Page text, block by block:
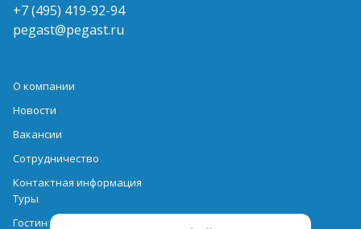
+7 (495) 419-92-94
pegast@pegast.ru
О компании
Новости
Вакансии
Сотрудничество
Контактная информация
Туры
Гостиницы